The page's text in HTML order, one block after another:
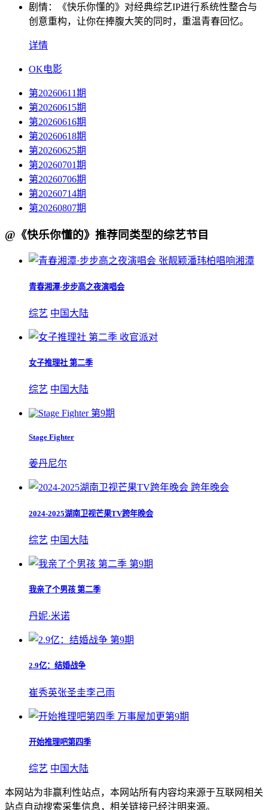
剧情：
《快乐你懂的》对经典综艺IP进行系统性整合与
创意重构，让你在捧腹大笑的同时，重温青春回忆。
详情
OK电影
第20260611期
第20260615期
第20260616期
第20260618期
第20260625期
第20260701期
第20260706期
第20260714期
第20260807期
@《快乐你懂的》推荐同类型的综艺节目
张靓颖潘玮柏唱响湘潭
青春湘潭·步步高之夜演唱会
综艺 中国大陆
收官派对
女子推理社 第二季
综艺 中国大陆
第9期
Stage Fighter
姜丹尼尔
跨年晚会
2024-2025湖南卫视芒果TV跨年晚会
综艺 中国大陆
第9期
我亲了个男孩 第二季
丹妮·米诺
第9期
2.9亿：结婚战争
崔秀英张圣圭李己雨
万事屋加更第9期
开始推理吧第四季
综艺 中国大陆
本网站为非赢利性站点，本网站所有内容均来源于互联网相关
站点自动搜索采集信息，相关链接已经注明来源。